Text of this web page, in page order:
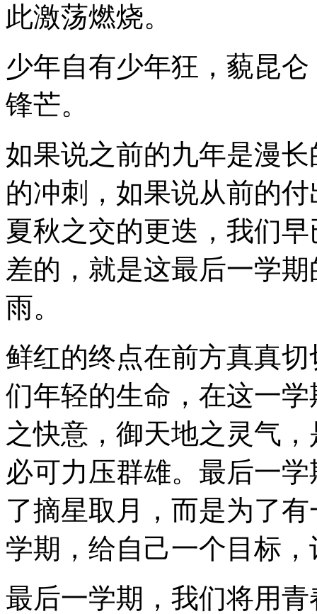
此激荡燃烧。
少年自有少年狂，藐昆
锋芒。
如果说之前的九年是漫
的冲刺，如果说从前的
夏秋之交的更迭，我们
差的，就是这最后一学
雨。
鲜红的终点在前方真真
们年轻的生命，在这一
之快意，御天地之灵气
必可力压群雄。最后一
了摘星取月，而是为了
学期，给自己一个目标
最后一学期，我们将用